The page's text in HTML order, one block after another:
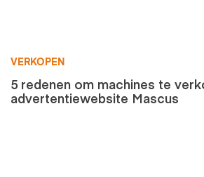
VERKOPEN
5 redenen om machines te
advertentiewebsite Mascus